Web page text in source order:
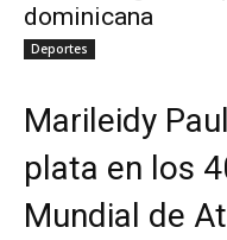
dominicana
Deportes
Marileidy
plata en los
Mundial de